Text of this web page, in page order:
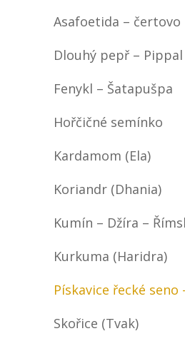
Asafoetida – čertovo
Dlouhý pepř – Pippal
Fenykl – Šatapušpa
Hořčičné semínko
Kardamom (Ela)
Koriandr (Dhania)
Kumín – Džíra –
Kurkuma (Haridra)
Pískavice řecké seno
Skořice (Tvak)